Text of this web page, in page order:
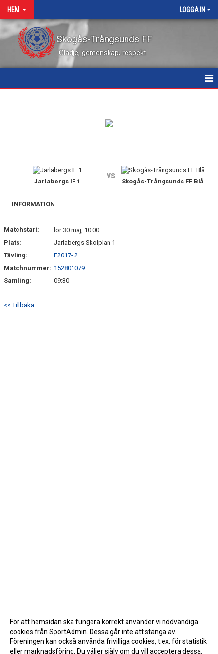
HEM LOGGA IN
Skogås-Trångsunds FF
Glädje, gemenskap, respekt
KONTAKT
FAQ
Jarlabergs IF 1
vs
Skogås-Trångsunds FF Blå
INFORMATION
Matchstart:
lör 30 maj, 10:00
Plats:
Jarlabergs Skolplan 1
Tävling:
F2017- 2
Matchnummer: 152801079
Samling:
09:30
<< Tillbaka
För att hemsidan ska fungera korrekt använder vi nödvändiga
cookies från SportAdmin. Dessa går inte att stänga av.
Föreningen kan också använda frivilliga cookies, t.ex. för statistik
eller marknadsföring. Du väljer själv om du vill acceptera dessa.